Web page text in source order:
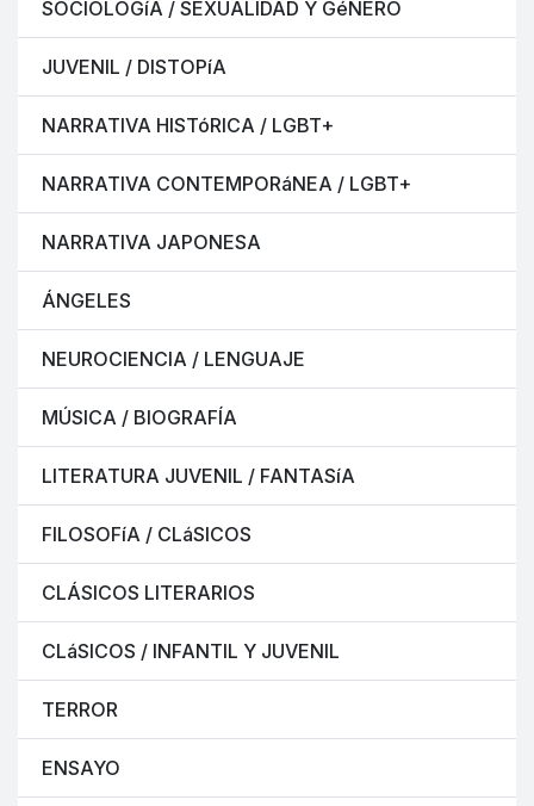
SOCIOLOGíA / SEXUALIDAD Y GéNERO
JUVENIL / DISTOPíA
NARRATIVA HISTóRICA / LGBT+
NARRATIVA CONTEMPORáNEA / LGBT+
NARRATIVA JAPONESA
ÁNGELES
NEUROCIENCIA / LENGUAJE
MÚSICA / BIOGRAFÍA
LITERATURA JUVENIL / FANTASíA
FILOSOFíA / CLáSICOS
CLÁSICOS LITERARIOS
CLáSICOS / INFANTIL Y JUVENIL
TERROR
ENSAYO